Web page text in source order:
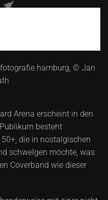
Arena erscheint in den
besteht
die in nostalgischen
schwelgen möchte, was
Coverband wie dieser